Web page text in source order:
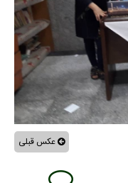
عکس قبلی